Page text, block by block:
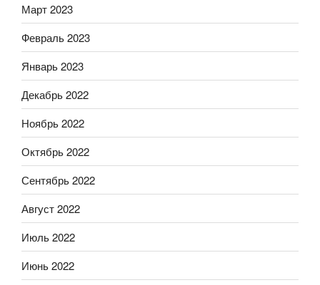
Март 2023
Февраль 2023
Январь 2023
Декабрь 2022
Ноябрь 2022
Октябрь 2022
Сентябрь 2022
Август 2022
Июль 2022
Июнь 2022